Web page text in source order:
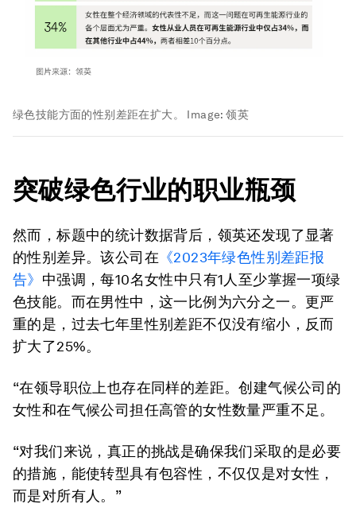
绿色技能方面的性别差距在扩大。 Image:领英
突破绿色行业的职业瓶颈
然而，标题中的统计数据背后，领英还发现了显著
的性别差异。该公司在 《2023年绿色性别差距报
告》 中强调，每10名女性中只有1人至少掌握一项绿
色技能。而在男性中，这一比例为六分之一。更严
重的是，过去七年里性别差距不仅没有缩小，反而
扩大了25%。
“在领导职位上也存在同样的差距。创建气候公司的
女性和在气候公司担任高管的女性数量严重不足。
“对我们来说，真正的挑战是确保我们采取的是必要
的措施，能使转型具有包容性，不仅仅是对女性，
而是对所有人。”